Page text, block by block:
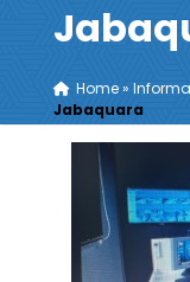
Home»
Jabaquara